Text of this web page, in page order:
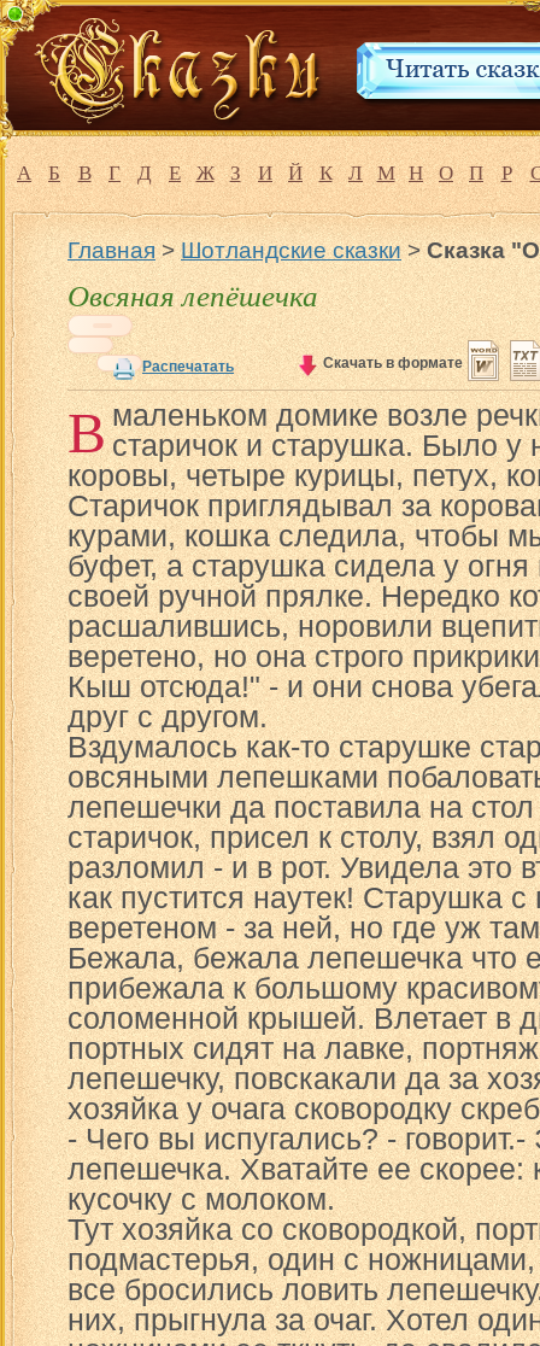
А Б В Г Д Е Ж З И Й К Л М Н О П Р
Главная>Шотландские сказки>Сказка
Овсяная лепёшечка
Распечатать Скачать в формате
Вмаленьком домике возле
старичок и старушка. Было у
коровы, четыре курицы, петух,
Старичок приглядывал за
курами, кошка следила, чтобы
буфет, а старушка сидела у
своей ручной прялке. Нередко
расшалившись, норовили
веретено, но она строго
Кыш отсюда!" - и они снова
друг с другом.
Вздумалось как-то старушке
овсяными лепешками
лепешечки да поставила на
старичок, присел к столу, взял
разломил - и в рот. Увидела это
как пустится наутек! Старушка с
веретеном - за ней, но где уж
Бежала, бежала лепешечка что
прибежала к большому
соломенной крышей. Влетает в
портных сидят на лавке,
лепешечку, повскакали да за
хозяйка у очага сковородку
- Чего вы испугались? -
лепешечка. Хватайте ее
кусочку с молоком.
Тут хозяйка со сковородкой,
подмастерья, один с ножницами,
все бросились ловить
них, прыгнула за очаг. Хотел